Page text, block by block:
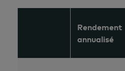
Rendement
annualisé